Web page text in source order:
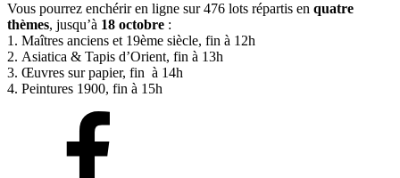
Vous pourrez enchérir en ligne sur 476 lots répartis en quatre
thèmes, jusqu’à 18 octobre :
1. Maîtres anciens et 19ème siècle, fin à 12h
2. Asiatica & Tapis d’Orient, fin à 13h
3. Œuvres sur papier, fin à 14h
4. Peintures 1900, fin à 15h